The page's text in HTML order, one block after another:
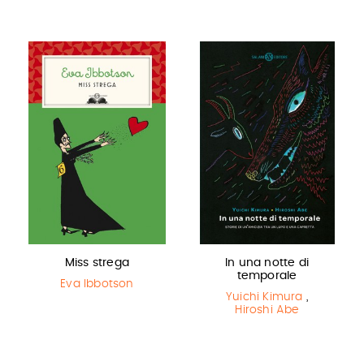
Miss strega
Eva Ibbotson
In una notte di
temporale
Yuichi Kimura ,
Hiroshi Abe